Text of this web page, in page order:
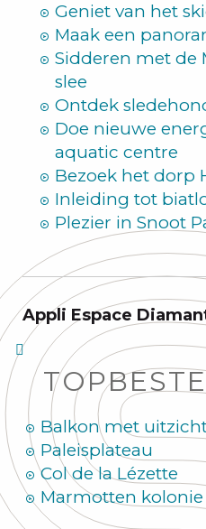
Geniet van het
Maak een
Sidderen met de
slee
Ontdek
Doe nieuwe
aquatic centre
Bezoek het dorp
Inleiding tot
Plezier in Snoot
Appli Espace
Balkon met
Paleisplateau
Col de la Lézette
Marmotten kolonie